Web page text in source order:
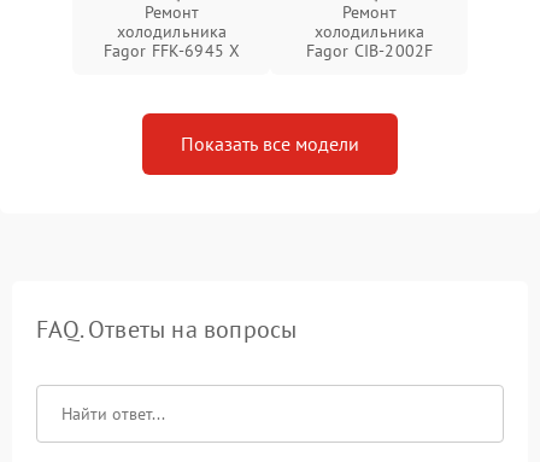
Ремонт
холодильника
Fagor FFK-6945 X
Ремонт
холодильника
Fagor CIB-2002F
Показать все модели
FAQ. Ответы на вопросы